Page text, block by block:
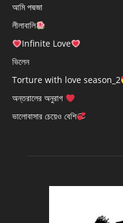
আমি পদ্মজা
লীলাবালি
Infinite Love
ভিলেন
Torture with love season_2
অন্তরালের অনুরাগ
ভালোবাসার চেয়েও বেশি